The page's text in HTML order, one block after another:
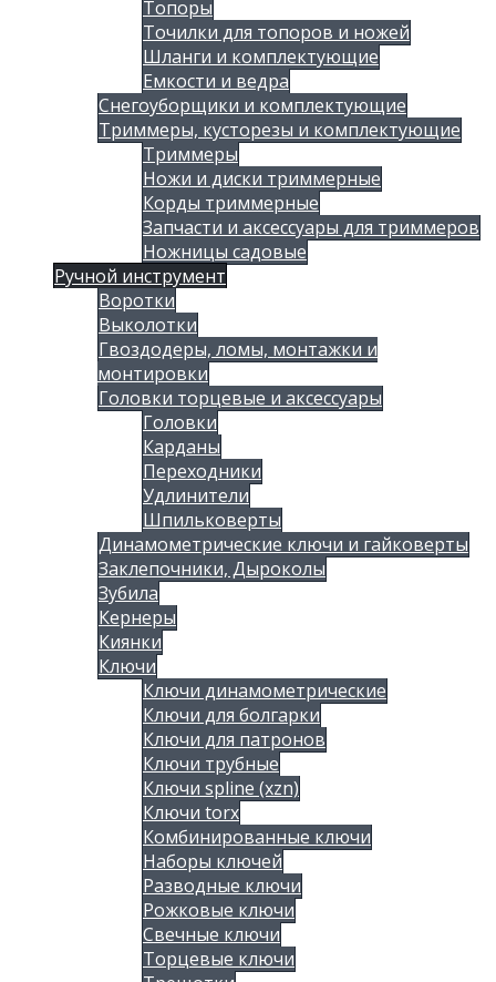
Топоры
Точилки для топоров и ножей
Шланги и комплектующие
Емкости и ведра
Снегоуборщики и комплектующие
Триммеры, кусторезы и комплектующие
Триммеры
Ножи и диски триммерные
Корды триммерные
Запчасти и аксессуары для триммеров
Ножницы садовые
Ручной инструмент
Воротки
Выколотки
Гвоздодеры, ломы, монтажки и
монтировки
Головки торцевые и аксессуары
Головки
Карданы
Переходники
Удлинители
Шпильковерты
Динамометрические ключи и гайковерты
Заклепочники, Дыроколы
Зубила
Кернеры
Киянки
Ключи
Ключи динамометрические
Ключи для болгарки
Ключи для патронов
Ключи трубные
Ключи spline (xzn)
Ключи torx
Комбинированные ключи
Наборы ключей
Разводные ключи
Рожковые ключи
Свечные ключи
Торцевые ключи